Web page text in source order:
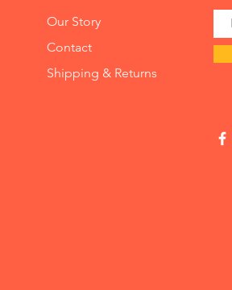
Our Story
Contact
Shipping & Returns